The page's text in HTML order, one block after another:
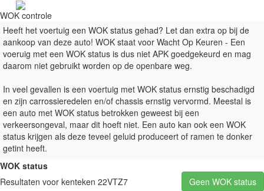
WOK controle
Heeft het voertuig een WOK status gehad? Let dan extra op bij de
aankoop van deze auto! WOK staat voor Wacht Op Keuren - Een
voeruig met een WOK status is dus niet APK goedgekeurd en mag
daarom niet gebruikt worden op de openbare weg.
In veel gevallen is een voertuig met WOK status ernstig beschadigd
en zijn carrossieredelen en/of chassis ernstig vervormd. Meestal is
een auto met WOK status betrokken geweest bij een
verkeersongeval, maar dit hoeft niet. Een auto kan ook een WOK
status krijgen als deze teveel geluid produceert of ramen te donker
getint heeft.
WOK status
Resultaten voor kenteken 22VTZ7
Geen WOK status